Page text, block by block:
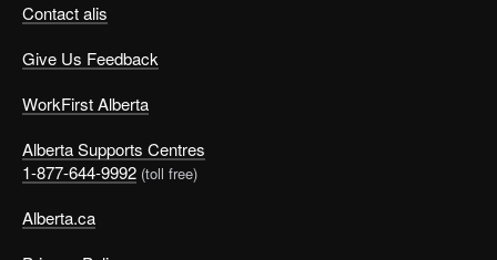
Contact alis
Give Us Feedback
WorkFirst Alberta
Alberta Supports Centres
1-877-644-9992 (toll free)
Alberta.ca